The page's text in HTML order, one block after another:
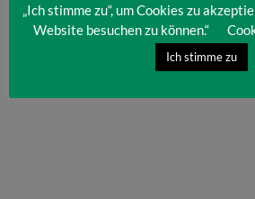
„Ich stimme zu“, um Cookies zu
Website besuchen zu können.“
Ich stimme zu